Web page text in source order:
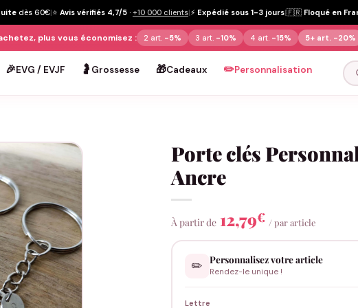
dès 60€|⭐ Avis vérifiés 4,7/5 · +10 000 clients|⚡ Expédié sous 1-3 jours|🇫🇷 Floqué en
plus vous économisez : 2 art. -5% 3 art. -10% 4 art. -15% 5+ art. -20%
🎉EVG / EVJF 🤰 Grossesse 🎁Cadeaux ✏️Personnalisation
Porte clés
Ancre
À partir de 12,79€ / par article
✏️ Personnalisez votre article
Rendez-le unique !
Lettre